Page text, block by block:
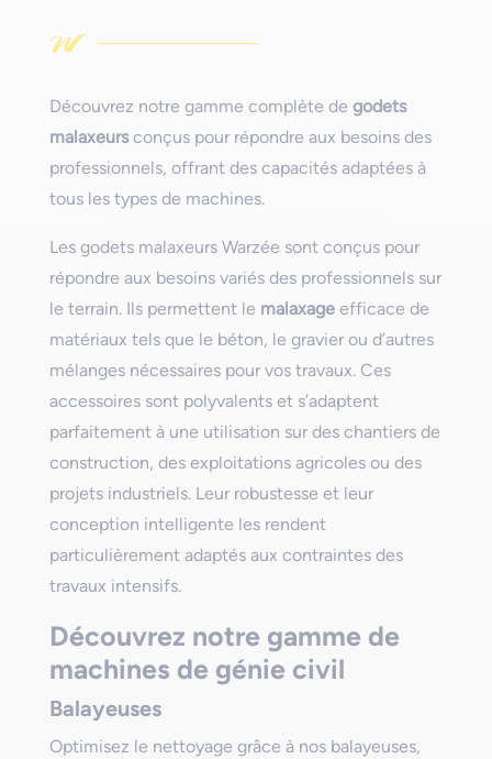
Découvrez notre gamme complète de godets
malaxeursconçus pour répondre aux besoins des
professionnels, offrant des capacités adaptées à
tous les types de machines.
Les godets malaxeurs Warzée sont conçus pour
répondre aux besoins variés des professionnels sur
le terrain. Ils permettent le malaxageefficace de
matériaux tels que le béton, le gravier ou d’autres
mélanges nécessaires pour vos travaux. Ces
accessoires sont polyvalents et s’adaptent
parfaitement à une utilisation sur des chantiers de
construction, des exploitations agricoles ou des
projets industriels. Leur robustesse et leur
conception intelligente les rendent
particulièrement adaptés aux contraintes des
travaux intensifs.
Découvrez notre gamme de
machines de génie civil
Balayeuses
Optimisez le nettoyage grâce à nos balayeuses,